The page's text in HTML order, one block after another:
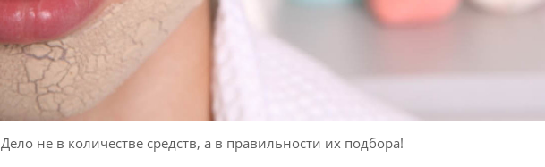
Дело не в количестве средств, а в правильности их подбора!